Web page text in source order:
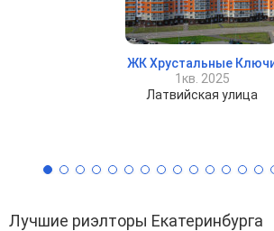
ЖК Хрустальные
1кв. 2025
Латвийская улица
Лучшие риэлторы Екатеринбурга